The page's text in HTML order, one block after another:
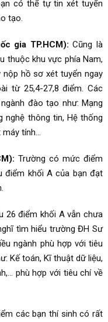
có thể tự tin xét tuyển
tạo.
gia TP.HCM): Cũng là
thuộc khu vực phía Nam,
nộp hồ sơ xét tuyển ngay
từ 25,4-27,8 điểm. Các
đào tạo như: Mạng
nghệ thông tin, Hệ thống
máy tính…
Trường có mức điểm
điểm khối A của bạn đạt
26 điểm khối A vẫn chưa
tìm hiểu trường ĐH Sư
ngành phù hợp với tiêu
Kế toán, Kĩ thuật dữ liệu,
phù hợp với tiêu chí về
các bạn thí sinh có rất